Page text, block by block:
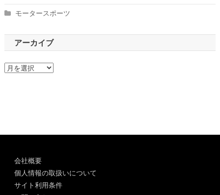
モータースポーツ
アーカイブ
ア
会社概要
個人情報の取扱いについて
サイト利用条件